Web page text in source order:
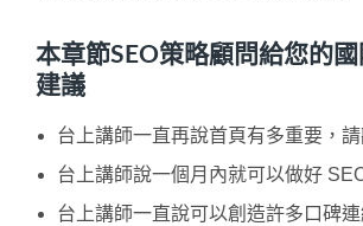
本章節SEO策略顧問給您的
建議
台上講師一直再說首頁有多重要，請
台上講師說一個月內就可以做好
台上講師一直說可以創造許多口碑連